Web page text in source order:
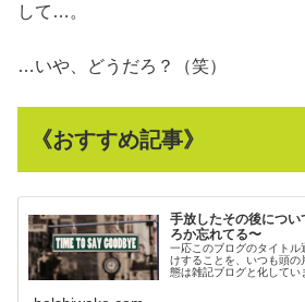
して…。
…いや、どうだろ？（笑）
《おすすめ記事》
手放したその後につい
ろか忘れてる〜
一応このブログのタイト
けすることを、いつも頭
態は雑記ブログと化してい